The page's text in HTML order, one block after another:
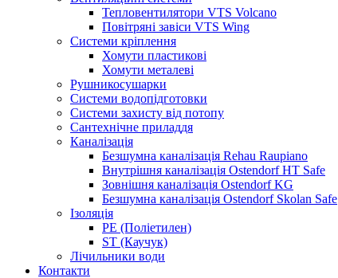
Тепловентилятори VTS Volcano
Повітряні завіси VTS Wing
Системи кріплення
Хомути пластикові
Хомути металеві
Рушникосушарки
Системи водопідготовки
Системи захисту від потопу
Сантехнічне приладдя
Каналізація
Безшумна каналізація Rehau Raupiano
Внутрішня каналізація Ostendorf HT Safe
Зовнішня каналізація Ostendorf KG
Безшумна каналізація Ostendorf Skolan Safe
Ізоляція
PE (Поліетилен)
ST (Каучук)
Лічильники води
Контакти